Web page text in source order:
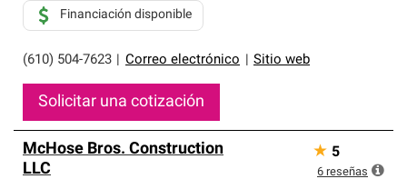
(610) 504-7623 Correo electrónico Sitio web
Financiación disponible
Solicitar una cotización
McHose Bros. Construction
LLC
★ 5
6 reseñas